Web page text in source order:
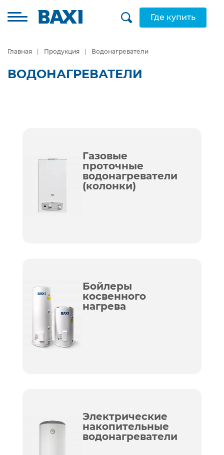
Где купить
Главная Продукция Водонагреватели
ВОДОНАГРЕВАТЕЛИ
Газовые
проточные
водонагреватели
(колонки)
Бойлеры
косвенного
нагрева
Электрические
накопительные
водонагреватели